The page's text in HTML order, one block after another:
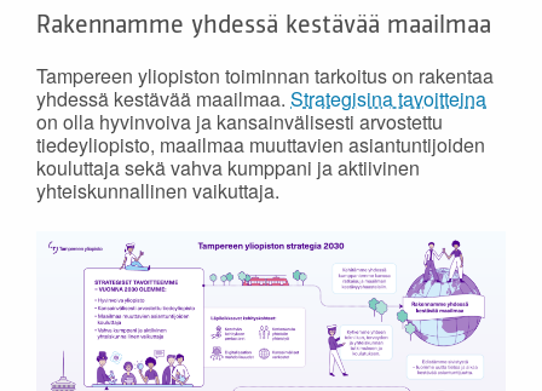
Rakennamme yhdessä kestävää maailmaa
Tampereen yliopiston toiminnan tarkoitus on rakentaa
yhdessä kestävää maailmaa. Strategisina tavoitteina
on olla hyvinvoiva ja kansainvälisesti arvostettu
tiedeyliopisto, maailmaa muuttavien asiantuntijoiden
kouluttaja sekä vahva kumppani ja aktiivinen
yhteiskunnallinen vaikuttaja.